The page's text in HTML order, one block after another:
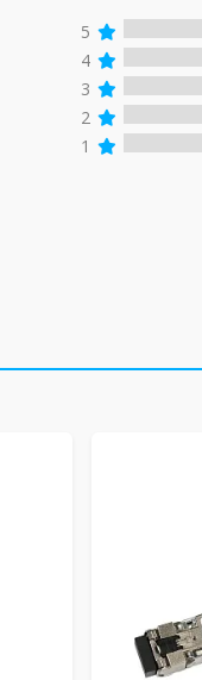
5
4
3
2
1